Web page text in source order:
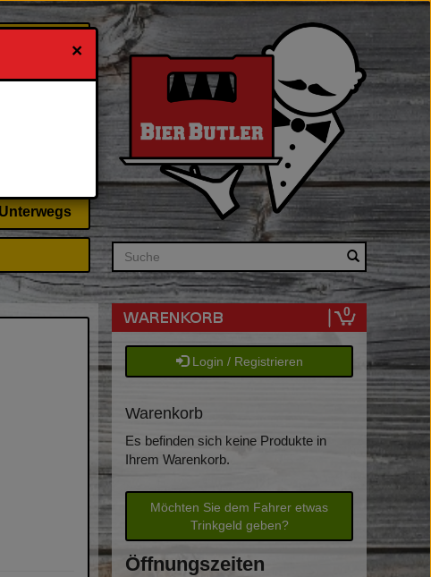
×
Sie & Ihn
Search
0
Login / Registrieren
Warenkorb
Es befinden sich keine Produkte in
Ihrem Warenkorb.
Möchten Sie dem Fahrer etwas
Trinkgeld geben?
Öffnungszeiten